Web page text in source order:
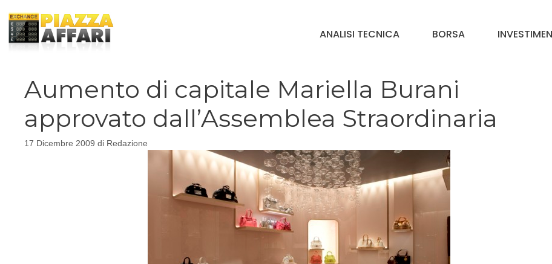
contenuto
ANALISI TECNICA BORSA
Aumento di capitale Mariella Burani
approvato dall’Assemblea Straordinaria
17 Dicembre 2009 di Redazione